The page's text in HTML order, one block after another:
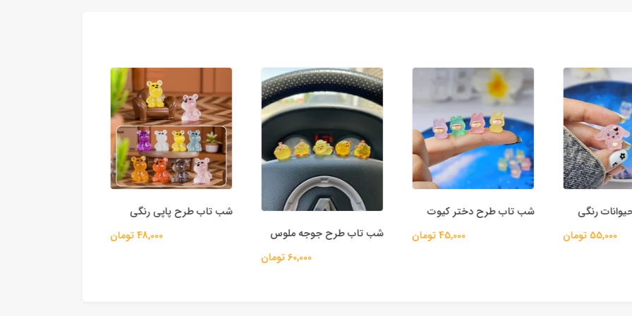
رنگی
55,000 تومان
شب تاب طرح دختر کیوت
45,000 تومان
شب تاب طرح جوجه ملوس
60,000 تومان
شب تاب طرح پاپی رنگی
48,000 تومان